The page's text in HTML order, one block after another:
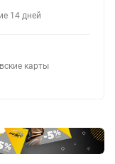
14 дней
карты